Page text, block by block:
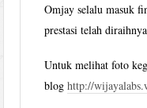
Omjay selalu masuk
prestasi telah
Untuk melihat foto
bloghttp://